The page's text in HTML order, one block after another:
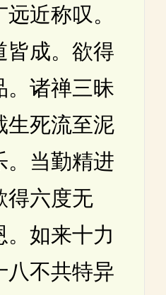
近称叹。
皆成。欲得
。诸禅三昧
生死流至泥
。当勤精进
得六度无
。如来十力
八不共特异